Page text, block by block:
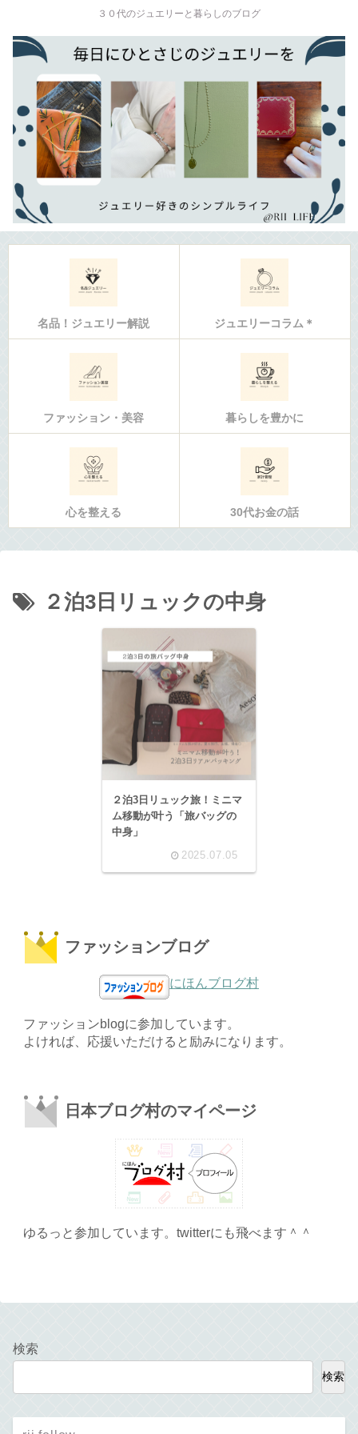
３０代のジュエリーと暮らしのブログ
名品！ジュエリー解説 ジュエリーコラム＊
ファッション・美容 暮らしを豊かに
心を整える 30代お金の話
２泊3日リュックの中身
２泊3日リュック旅！ミニマ
ム移動が叶う「旅バッグの
中身」
2025.07.05
ファッションブログ
にほんブログ村
ファッションblogに参加しています。
よければ、応援いただけると励みになります。
日本ブログ村のマイページ
ゆるっと参加しています。twitterにも飛べます＾＾
検索
検索